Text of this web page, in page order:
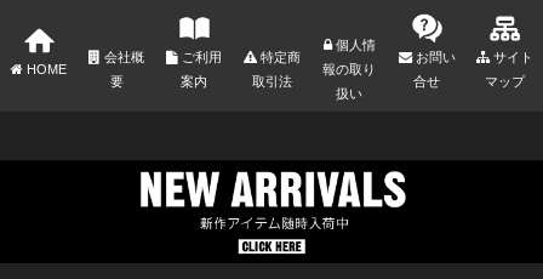
HOME
会社概
要
ご利用
案内
特定商
取引法
個人情
報の取り
扱い
お問い
合せ
サイト
マップ